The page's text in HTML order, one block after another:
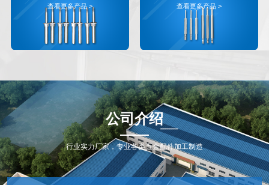
查看更多产品 > 查看更多产品 >
公司介绍
行业实力厂家，专业各类五金配件加工制造